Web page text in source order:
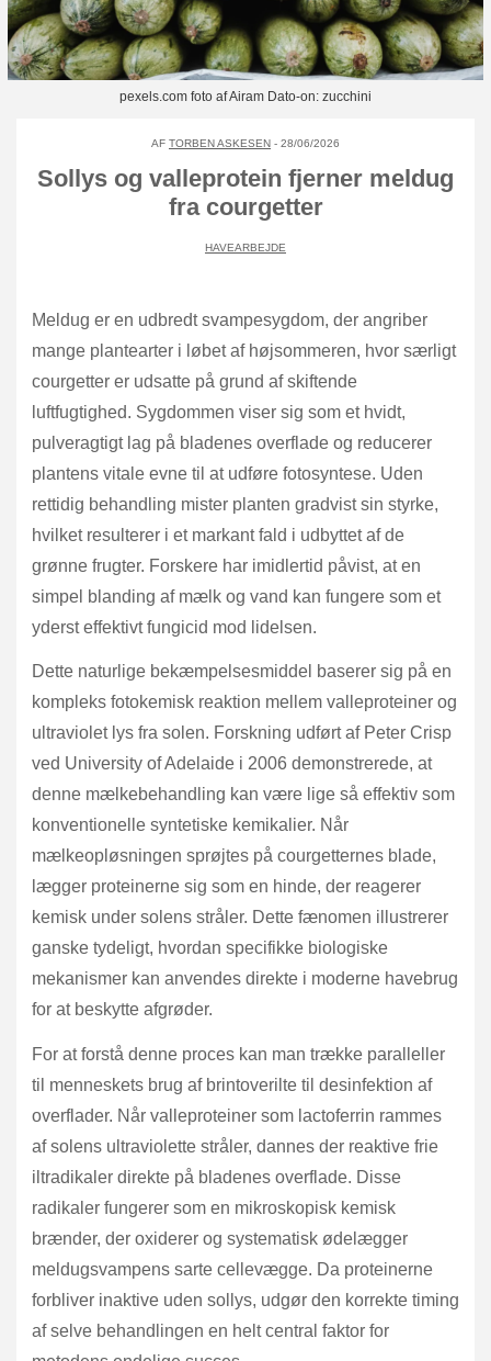
pexels.com foto af Airam Dato-on: zucchini
AF TORBEN ASKESEN - 28/06/2026
Sollys og valleprotein fjerner meldug
fra courgetter
HAVEARBEJDE
Meldug er en udbredt svampesygdom, der angriber
mange plantearter i løbet af højsommeren, hvor særligt
courgetter er udsatte på grund af skiftende
luftfugtighed. Sygdommen viser sig som et hvidt,
pulveragtigt lag på bladenes overflade og reducerer
plantens vitale evne til at udføre fotosyntese. Uden
rettidig behandling mister planten gradvist sin styrke,
hvilket resulterer i et markant fald i udbyttet af de
grønne frugter. Forskere har imidlertid påvist, at en
simpel blanding af mælk og vand kan fungere som et
yderst effektivt fungicid mod lidelsen.
Dette naturlige bekæmpelsesmiddel baserer sig på en
kompleks fotokemisk reaktion mellem valleproteiner og
ultraviolet lys fra solen. Forskning udført af Peter Crisp
ved University of Adelaide i 2006 demonstrerede, at
denne mælkebehandling kan være lige så effektiv som
konventionelle syntetiske kemikalier. Når
mælkeopløsningen sprøjtes på courgetternes blade,
lægger proteinerne sig som en hinde, der reagerer
kemisk under solens stråler. Dette fænomen illustrerer
ganske tydeligt, hvordan specifikke biologiske
mekanismer kan anvendes direkte i moderne havebrug
for at beskytte afgrøder.
For at forstå denne proces kan man trække paralleller
til menneskets brug af brintoverilte til desinfektion af
overflader. Når valleproteiner som lactoferrin rammes
af solens ultraviolette stråler, dannes der reaktive frie
iltradikaler direkte på bladenes overflade. Disse
radikaler fungerer som en mikroskopisk kemisk
brænder, der oxiderer og systematisk ødelægger
meldugsvampens sarte cellevægge. Da proteinerne
forbliver inaktive uden sollys, udgør den korrekte timing
af selve behandlingen en helt central faktor for